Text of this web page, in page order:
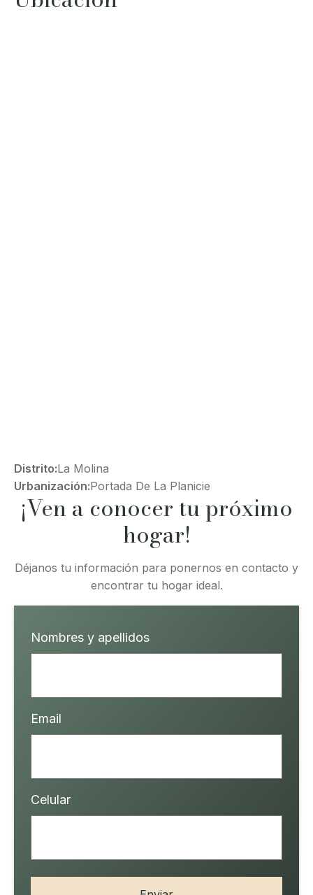
Distrito:La Molina
Urbanización:Portada De La Planicie
¡Ven a conocer tu próximo
hogar!
Déjanos tu información para ponernos en contacto y
encontrar tu hogar ideal.
Nombres y apellidos
Email
Celular